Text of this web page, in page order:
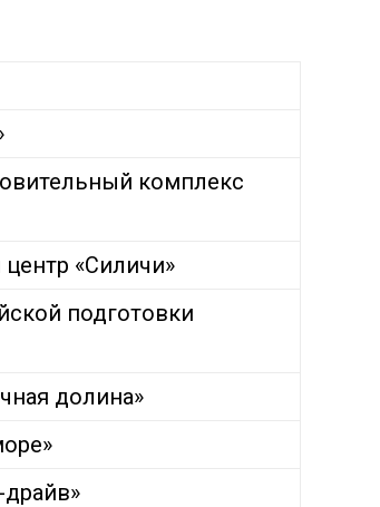
комплекс
«Силичи»
подготовки
долина»